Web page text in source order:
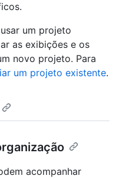
um projeto
as exibições e os
novo projeto. Para
um projeto existente.
acompanhar